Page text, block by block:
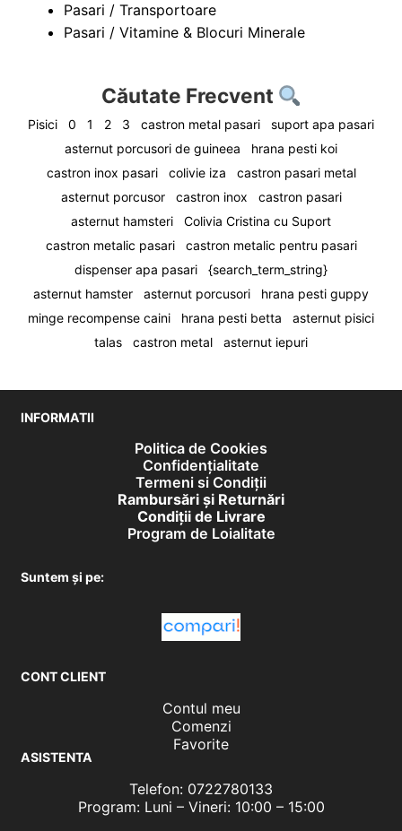
Pasari / Transportoare
Pasari / Vitamine & Blocuri Minerale
Căutate Frecvent
Pisici 0 1 2 3 castron metal pasari
suport apa pasari
asternut porcusori de guineea
hrana pesti koi
castron inox pasari
colivie iza
castron pasari metal
asternut porcusor
castron inox
castron pasari
asternut hamsteri
Colivia Cristina cu Suport
castron metalic pasari
castron metalic pentru pasari
dispenser apa pasari
{search_term_string}
asternut hamster
asternut porcusori
hrana pesti guppy
minge recompense caini
hrana pesti betta
asternut pisici
talas
castron metal asternut iepuri
INFORMATII
Politica de Cookies
Confidențialitate
Termeni si Condiții
Rambursări și Returnări
Condiţii de Livrare
Program de Loialitate
Suntem și pe:
CONT CLIENT
Contul meu
Comenzi
Favorite
ASISTENTA
Telefon: 0722780133
Program: Luni – Vineri: 10:00 – 15:00